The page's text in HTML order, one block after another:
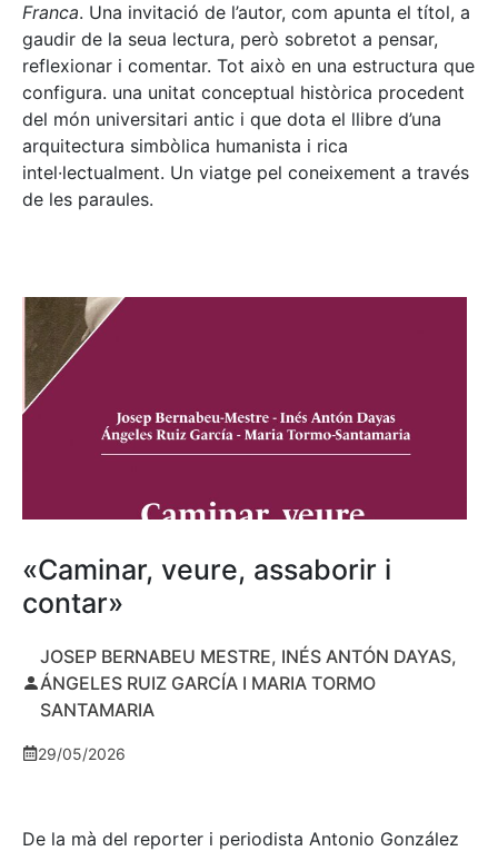
Franca. Una invitació de l’autor, com apunta el títol, a
gaudir de la seua lectura, però sobretot a pensar,
reflexionar i comentar. Tot això en una estructura que
configura. una unitat conceptual històrica procedent
del món universitari antic i que dota el llibre d’una
arquitectura simbòlica humanista i rica
intel·lectualment. Un viatge pel coneixement a través
de les paraules.
«Caminar, veure, assaborir i
contar»
JOSEP BERNABEU MESTRE, INÉS ANTÓN DAYAS,
ÁNGELES RUIZ GARCÍA I MARIA TORMO
SANTAMARIA
29/05/2026
De la mà del reporter i periodista Antonio González